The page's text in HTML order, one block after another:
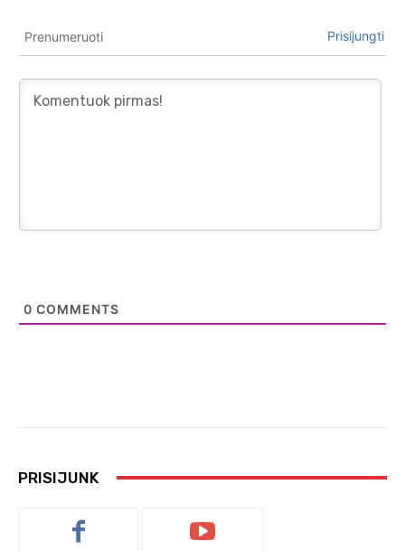
Prenumeruoti Prisijungti
0 COMMENTS
PRISIJUNK